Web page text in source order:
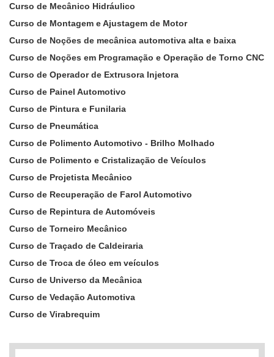
Curso de Mecânico Hidráulico
Curso de Montagem e Ajustagem de Motor
Curso de Noções de mecânica automotiva alta e baixa
Curso de Noções em Programação e Operação de Torno CNC
Curso de Operador de Extrusora Injetora
Curso de Painel Automotivo
Curso de Pintura e Funilaria
Curso de Pneumática
Curso de Polimento Automotivo - Brilho Molhado
Curso de Polimento e Cristalização de Veículos
Curso de Projetista Mecânico
Curso de Recuperação de Farol Automotivo
Curso de Repintura de Automóveis
Curso de Torneiro Mecânico
Curso de Traçado de Caldeiraria
Curso de Troca de óleo em veículos
Curso de Universo da Mecânica
Curso de Vedação Automotiva
Curso de Virabrequim